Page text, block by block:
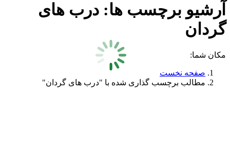
آرشیو برچسب ها: درب های
گردان
مکان شما:
صفحه نخست
مطالب برچسب گذاری شده با "درب های گردان"